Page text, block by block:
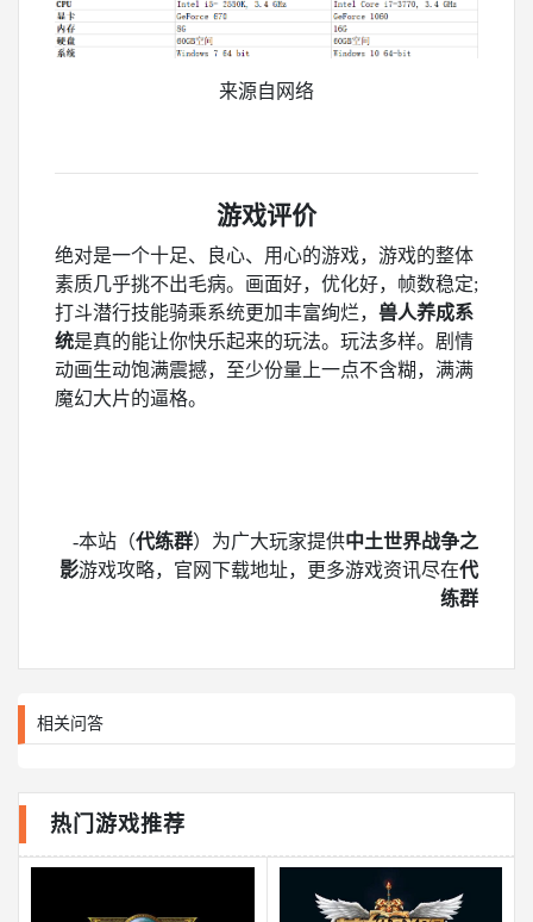
来源自网络
游戏评价
绝对是一个十足、良心、用心的游戏，游戏的整体
素质几乎挑不出毛病。画面好，优化好，帧数稳定;
打斗潜行技能骑乘系统更加丰富绚烂， 兽人养成系
统是真的能让你快乐起来的玩法。玩法多样。剧情
动画生动饱满震撼，至少份量上一点不含糊，满满
魔幻大片的逼格。
-本站（代练群）为广大玩家提供中土世界战争之
影游戏攻略，官网下载地址，更多游戏资讯尽在代
练群
相关问答
热门游戏推荐